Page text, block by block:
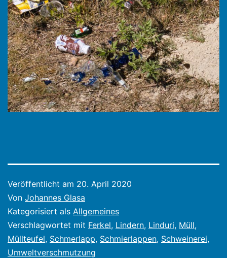
Veröffentlicht am 20. April 2020
Von Johannes Glasa
Kategorisiert als Allgemeines
Verschlagwortet mit Ferkel, Lindern, Linduri, Müll,
Müllteufel, Schmerlapp, Schmierlappen, Schweinerei,
Umweltverschmutzung